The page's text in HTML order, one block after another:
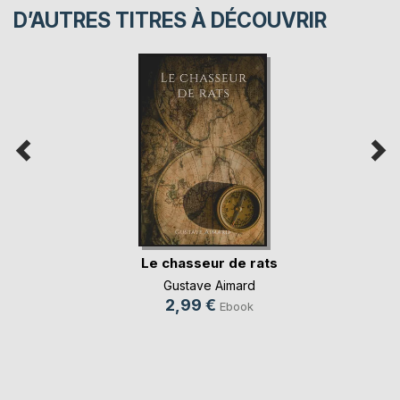
D’AUTRES TITRES À DÉCOUVRIR
Le chasseur de rats
Gustave Aimard
2,99 € Ebook